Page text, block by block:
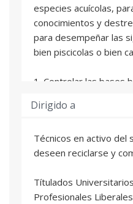
especies acuícolas,
conocimientos y
para desempeñar las
bien piscicolas o bien
1. Controlar las bases
nutrición,
diferentes especies
o camaroneras
Dirigido a
Técnicos en activo del
deseen reciclarse y
Títulados
Profesionales